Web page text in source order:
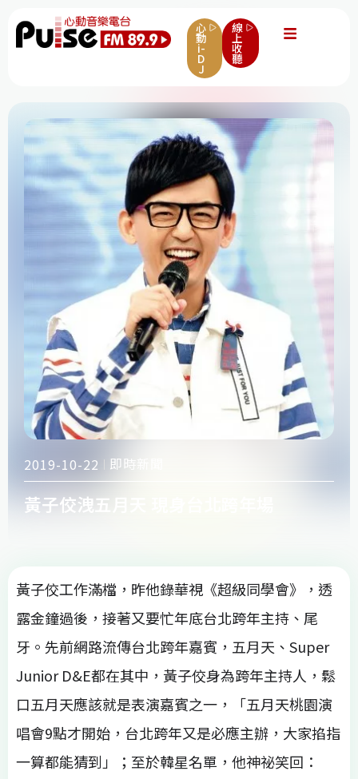
心
動
i-
D
J
線
上
收
聽
2019-10-22 即時新聞
黃子佼洩五月天 現身台北跨年場
黃子佼工作滿檔，昨他錄華視《超級同學會》，透
露金鐘過後，接著又要忙年底台北跨年主持、尾
牙。先前網路流傳台北跨年嘉賓，五月天、Super
Junior D&E都在其中，黃子佼身為跨年主持人，鬆
口五月天應該就是表演嘉賓之一，「五月天桃園演
唱會9點才開始，台北跨年又是必應主辦，大家掐指
一算都能猜到」；至於韓星名單，他神祕笑回：